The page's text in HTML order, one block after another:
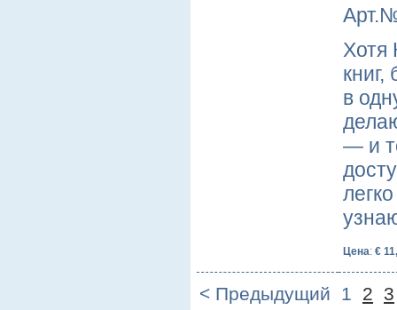
Хотя
в
— и
Цена: €
< Предыдущий 1 2
3